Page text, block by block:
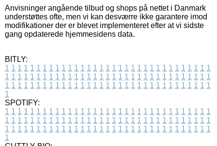
Anvisninger angående tilbud og shops på nettet i Danmark
understøttes ofte, men vi kan desværre ikke garantere imod
modifikationer der er blevet implementeret efter at vi sidste
gang opdaterede hjemmesidens data.
BITLY:
1 1 1 1 1 1 1 1 1 1 1 1 1 1 1 1 1 1 1 1 1 1 1 1 1 1 1 1 1 1 1 1 1
1 1 1 1 1 1 1 1 1 1 1 1 1 1 1 1 1 1 1 1 1 1 1 1 1 1 1 1 1 1 1 1 1
1 1 1 1 1 1 1 1 1 1 1 1 1 1 1 1 1 1 1 1 1 1 1 1 1 1 1 1 1 1 1 1 1
1
SPOTIFY:
1 1 1 1 1 1 1 1 1 1 1 1 1 1 1 1 1 1 1 1 1 1 1 1 1 1 1 1 1 1 1 1 1
1 1 1 1 1 1 1 1 1 1 1 1 1 1 1 1 1 1 1 1 1 1 1 1 1 1 1 1 1 1 1 1 1
1 1 1 1 1 1 1 1 1 1 1 1 1 1 1 1 1 1 1 1 1 1 1 1 1 1 1 1 1 1 1 1 1
1